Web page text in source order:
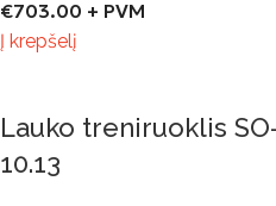
€703.00 + PVM
Į krepšelį
Lauko treniruoklis
10.13